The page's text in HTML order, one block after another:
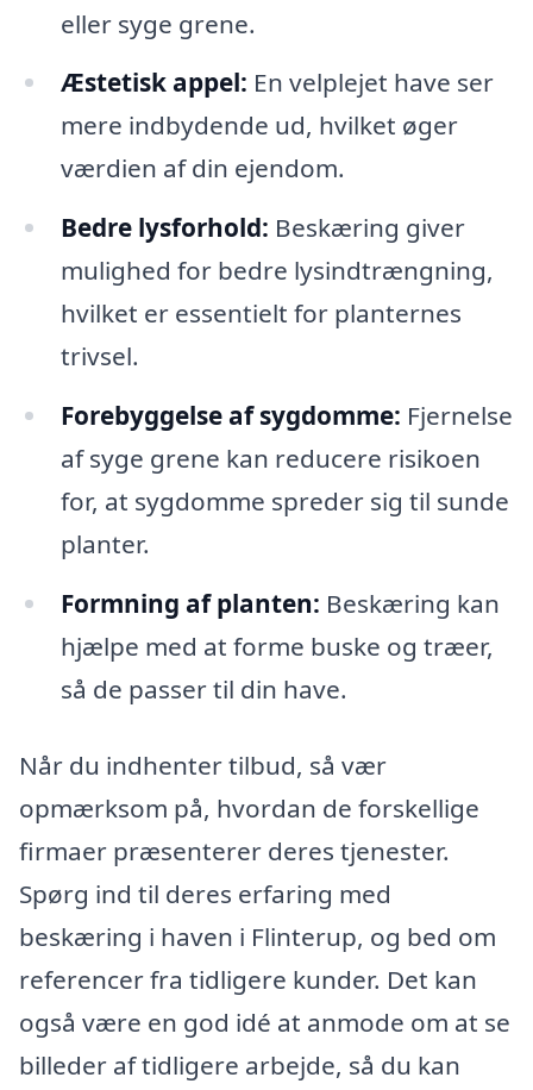
eller syge grene.
Æstetisk appel: En velplejet have ser
mere indbydende ud, hvilket øger
værdien af din ejendom.
Bedre lysforhold: Beskæring giver
mulighed for bedre lysindtrængning,
hvilket er essentielt for planternes
trivsel.
Forebyggelse af sygdomme: Fjernelse
af syge grene kan reducere risikoen
for, at sygdomme spreder sig til sunde
planter.
Formning af planten: Beskæring kan
hjælpe med at forme buske og træer,
så de passer til din have.
Når du indhenter tilbud, så vær
opmærksom på, hvordan de forskellige
firmaer præsenterer deres tjenester.
Spørg ind til deres erfaring med
beskæring i haven i Flinterup, og bed om
referencer fra tidligere kunder. Det kan
også være en god idé at anmode om at se
billeder af tidligere arbejde, så du kan